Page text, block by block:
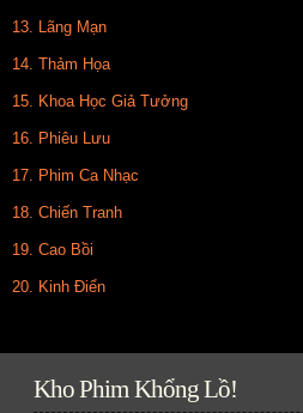
13. Lãng Mạn
14. Thảm Họa
15. Khoa Học Giả Tưởng
16. Phiêu Lưu
17. Phim Ca Nhạc
18. Chiến Tranh
19. Cao Bồi
20. Kinh Điển
Kho Phim Khổng Lồ!